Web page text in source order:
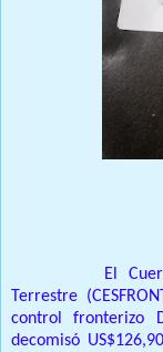
El
Terrestre
control fronterizo
decomisó